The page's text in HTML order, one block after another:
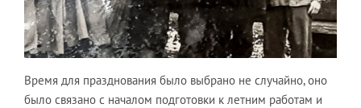
Время для празднования было выбрано не случайно, оно
было связано с началом подготовки к летним работам и